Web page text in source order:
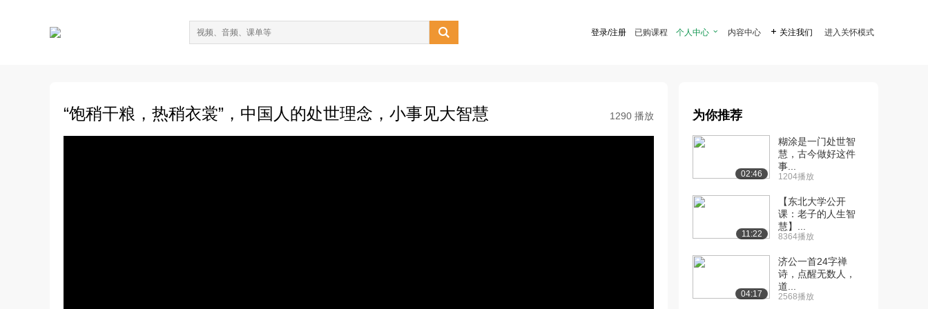
 登录/注册 已购课程 个人中心  内容中心  关注我们 进入关怀模式
“饱稍干粮，热稍衣裳”，中国人的处世理念，小事见大智慧 1290 播放 为你推荐
02:46
糊涂是一门处世智
慧，古今做好这件
事...
1204播放
11:22
【东北大学公开
课：老子的人生智
慧】...
8364播放
04:17
济公一首24字禅
诗，点醒无数人，
道...
2568播放